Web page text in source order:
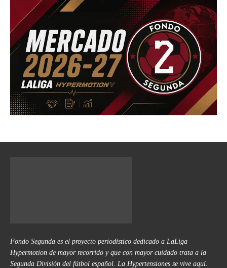
Fondo Segunda es el proyecto periodístico dedicado a LaLiga
Hypermotion de mayor recorrido y que con mayor cuidado trata a la
Segunda División del fútbol español. La Hypertensiones se vive aquí.